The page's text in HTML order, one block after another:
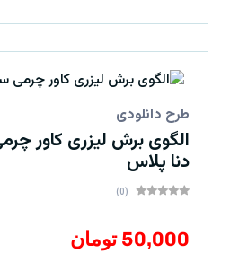
طرح دانلودی
الگوی برش لیزری کاور
دنا پلاس
(0)
50,000 تومان